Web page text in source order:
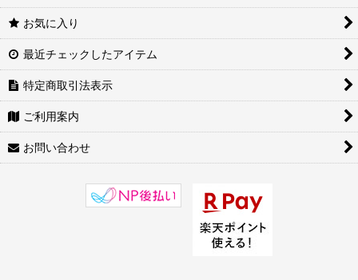
太極拳/カンフーパンツ
太極拳/カンフーシャツ ジャケット
Tシャツ
ブルース・リー
その他
お気に入り
最近チェックしたアイテム
特定商取引法表示
ご利用案内
お問い合わせ